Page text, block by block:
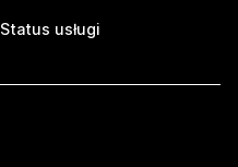
Status usługi